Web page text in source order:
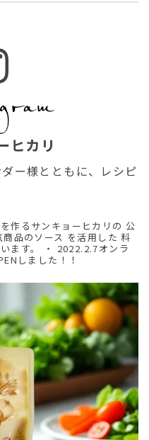
ヒカリ
ー様とともに、レシピ
作るサンキョーヒカリの 公
商品のソース を活用した 料
ます。
・
2022.2.7オンラ
しました！！